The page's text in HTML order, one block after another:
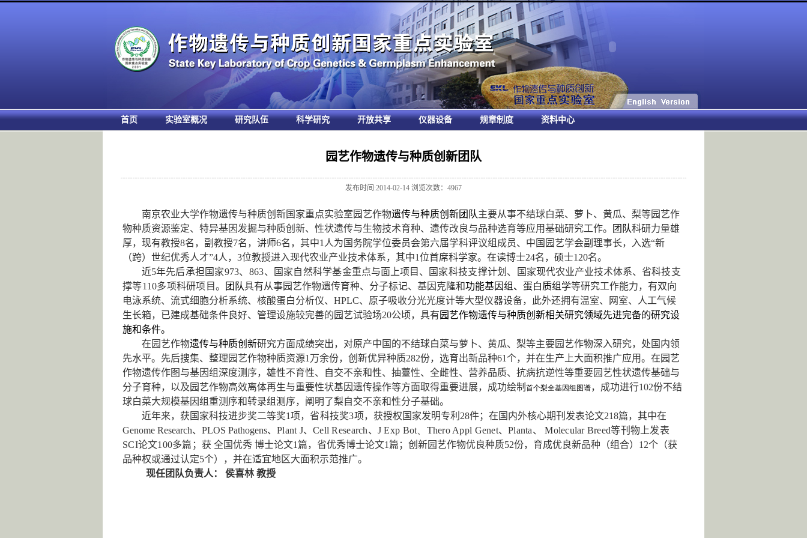
首页 实验室概况 研究队伍 科学研究 开放共享 仪器设备 规章制度 资料中心
园艺作物遗传与种质创新团队
发布时间:2014-02-14 浏览次数： 4967
南京农业大学作物遗传与种质创新国家重点实验室 园艺作物遗传与种质创新团队主要从事不结球白菜、萝卜、黄瓜、梨等园艺作
物种质资源鉴定、 特异基因发掘与种质创新、性状遗传与生物技术育种、 遗传改良与品种选育等应用基础研究工作。 团队科研力量雄
厚，现有教授8名，副教授7名，讲师6名，其中1 人为国务院学位委员会第六届学科评议组成员、中国园艺学会副理事长，入选“新
（跨）世纪优秀人才”4人， 3位教授进入现代农业产业技术体系，其中1位首席科学家。 在读博士24名，硕士120名。
近5年先后承担国家973、 863、国家自然科学基金重点与面上项目 、国家科技支撑计划、国家现代农业产业技术体系、省科技支
撑等110多项科研项目。 团队具有从事园艺作物遗传育种、分子标记、基因克隆和功能基因组、蛋白质组学等研究工作能力，有双向
电泳系统、 流式细胞分析系统、核酸蛋白分析仪、HPLC、原子吸收分光光度计等大型仪器设备，此外还拥有温室、网室、人工气候
生长箱，
已建成基础条件良好、管理设施较完善的园艺试验场20公顷， 具有 园艺作物遗传与种质创新相关研究领域先进完备的研究设
施和条件。
在园艺作物遗传与种质创新研究方面成绩突出，对原产中国的不结球白菜与萝卜、黄瓜、梨等主要园艺作物深入研究，处国内领
先水平。先后搜集、整理园艺作物种质资源1 万余份，创新优异种质282份，选育出新品种61个，并在生产上大面积推广应用。在园艺
作物遗传作图与基因组深度测序，雄性不育性、自交不亲和性、抽薹性、全雌性、营养品质、抗病抗逆性等重要园艺性状遗传基础与
分子育种，以及园艺作物高效离体再生与重要性状基因遗传操作等方面取得重要进展，成功绘制 首个梨全基因组图谱， 成功进行102份不结
球白菜大规模基因组重测序和转录组测序，阐明了梨自交不亲和性分子基础。
近年来， 获 国家科技进步奖二等奖1项，省科技奖3项，获授权国家发明专利 28件；在国内外核心期刊发表论文218篇，其中在
Genome Research、 PLOS Pathogens、 Plant J、Cell Research、J Exp Bot、Thero Appl Genet、Planta、 Molecular Breed等刊物上发表
SCI论文100多篇； 获 全国优秀 博士论文1篇，省优秀博士论文1篇；创新园艺作物优良种质52份，育成优良新品种（组合） 12个（获
品种权或通过认定5个），并在适宜地区大面积示范推广。
现任团队负责人：
侯喜林 教授